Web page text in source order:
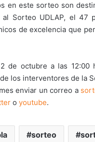
en este sorteo son
Sorteo UDLAP, el 47
de excelencia que
de octubre a las
los interventores de la
enviar un correo a
o youtube.
sorteo